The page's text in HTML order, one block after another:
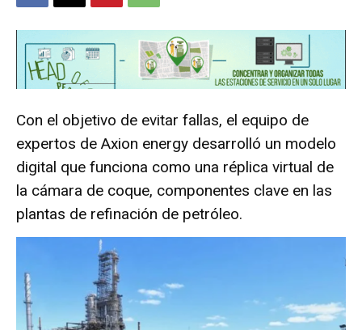
Con el objetivo de evitar fallas, el equipo de
expertos de Axion energy desarrolló un modelo
digital que funciona como una réplica virtual de
la cámara de coque, componentes clave en las
plantas de refinación de petróleo.